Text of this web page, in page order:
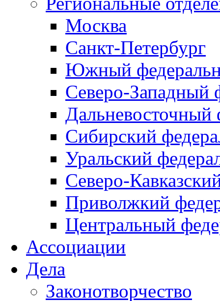
Москва
Санкт-Петербург
Южный
Северо-Западный
Дальневосточный
Сибирский
Уральский
Северо-
Приволжкий
Центральный
Ассоциации
Дела
Законотворчество